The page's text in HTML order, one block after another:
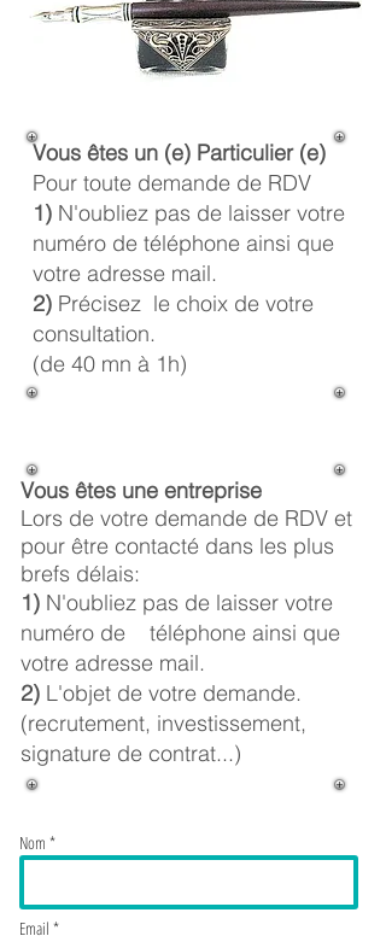
Vous êtes un (e) Particulier (e)
Pour toute demande de RDV
1) N'oubliez pas de laisser votre
numéro de téléphone ainsi que
votre adresse mail.
2) Précisez le choix de votre
consultation.
(de 40 mn à 1h)
Vous êtes une entreprise
Lors de votre demande de RDV et
pour être contacté dans les plus
brefs délais:
1) N'oubliez pas de laisser votre
numéro de téléphone ainsi que
votre adresse mail.
2) L'objet de votre demande.
(recrutement, investissement,
signature de contrat...)
Nom *
Email *